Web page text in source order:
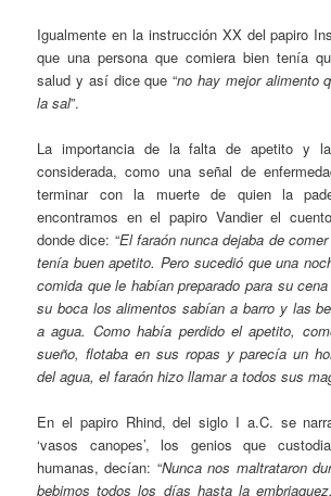
Igualmente en la instrucción XX del papiro
que una persona que comiera bien tenía
salud y así dice que “no hay mejor alimento
la sal”.
La importancia de la falta de apetito y
considerada, como una señal de
terminar con la muerte de quien la
encontramos en el papiro Vandier el
donde dice: “El faraón nunca dejaba de
tenía buen apetito. Pero sucedió que una
comida que le habían preparado para su
su boca los alimentos sabían a barro y las
a agua. Como había perdido el apetito,
sueño, flotaba en sus ropas y parecía un
del agua, el faraón hizo llamar a todos sus
En el papiro Rhind, del siglo I a.C. se
‘vasos canopes’, los genios que
humanas, decían: “Nunca nos maltrataron
bebimos todos los días hasta la